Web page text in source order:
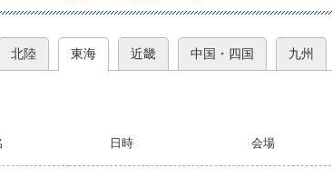
北陸 東海 近畿 中国・四国 九州
日時 会場